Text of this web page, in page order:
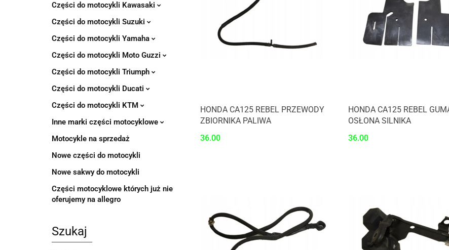
Części do motocykli Kawasaki
Części do motocykli Suzuki
Części do motocykli Yamaha
Części do motocykli Moto Guzzi
Części do motocykli Triumph
Części do motocykli Ducati
Części do motocykli KTM
Inne marki części motocyklowe
Motocykle na sprzedaż
Nowe części do motocykli
Nowe sakwy do motocykli
Części motocyklowe których już nie
oferujemy na allegro
Szukaj
HONDA CA125 REBEL PRZEWODY
ZBIORNIKA PALIWA
36.00
HONDA CA125 REBEL
OSŁONA SILNIKA
36.00